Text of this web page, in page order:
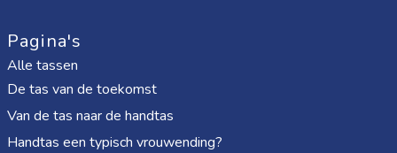
Pagina's
Alle tassen
De tas van de toekomst
Van de tas naar de handtas
Handtas een typisch vrouwending?